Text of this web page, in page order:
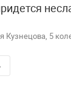
Кузнецова, 5